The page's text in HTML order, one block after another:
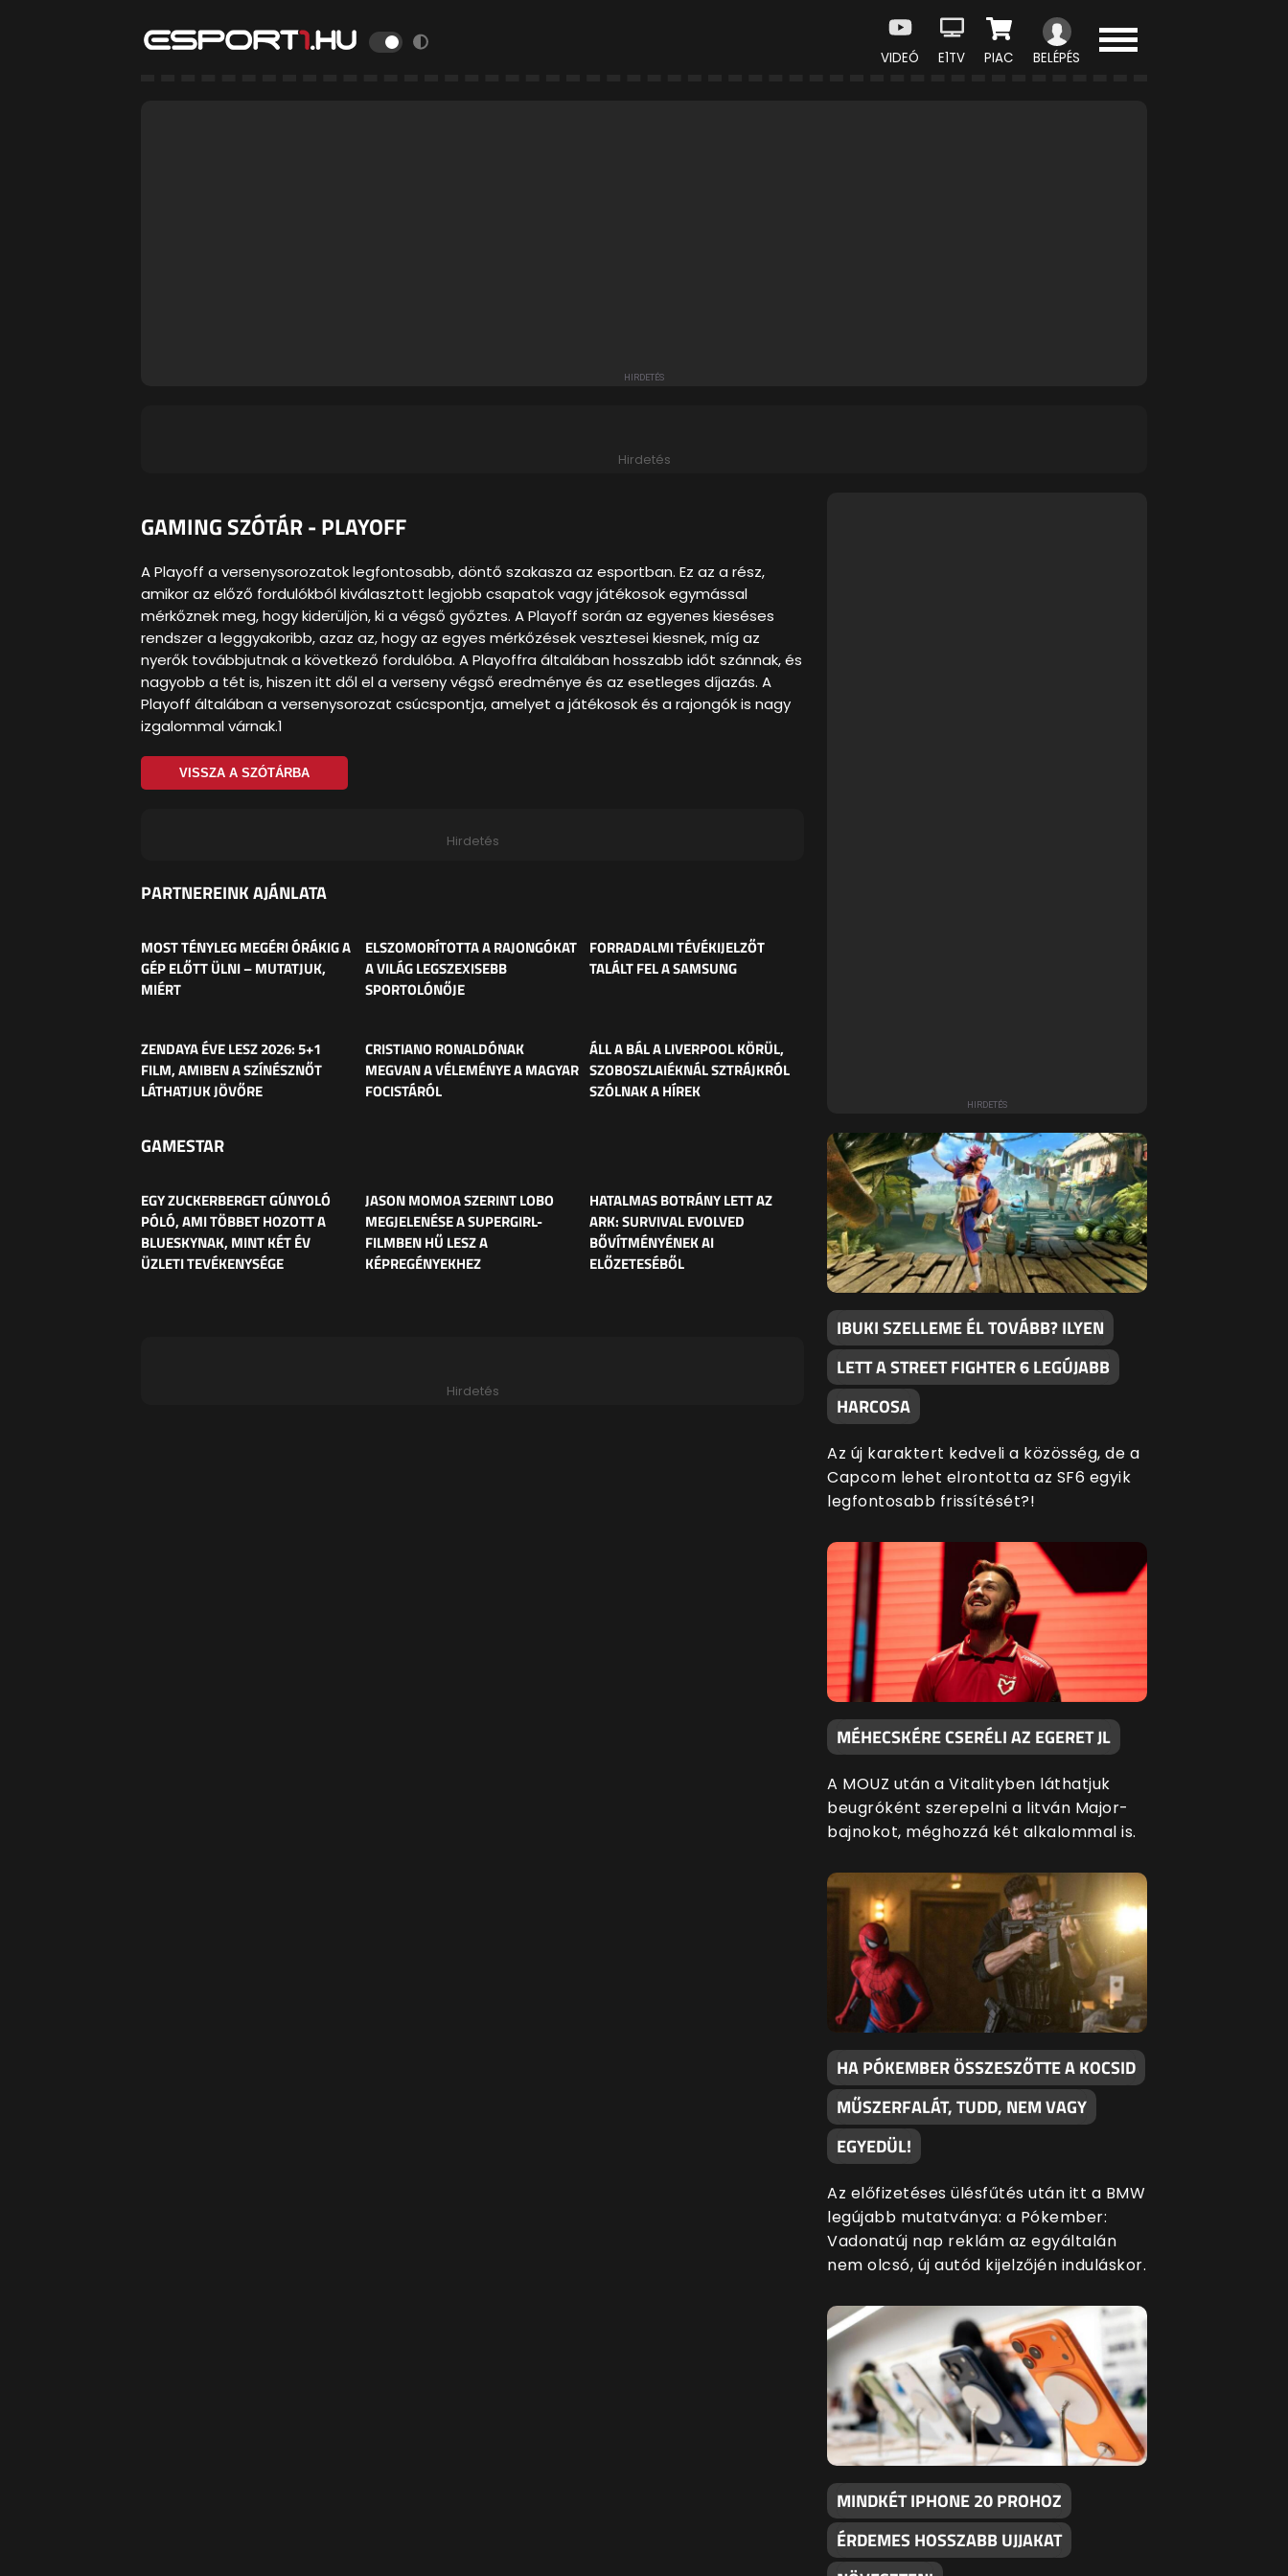
VIDEÓ E1TV PIAC BELÉPÉS
Hirdetés
GAMING SZÓTÁR - PLAYOFF
A Playoff a versenysorozatok legfontosabb, döntő szakasza az esportban. Ez az a rész,
amikor az előző fordulókból kiválasztott legjobb csapatok vagy játékosok egymással
mérkőznek meg, hogy kiderüljön, ki a végső győztes. A Playoff során az egyenes kieséses
rendszer a leggyakoribb, azaz az, hogy az egyes mérkőzések vesztesei kiesnek, míg az
nyerők továbbjutnak a következő fordulóba. A Playoffra általában hosszabb időt szánnak, és
nagyobb a tét is, hiszen itt dől el a verseny végső eredménye és az esetleges díjazás. A
Playoff általában a versenysorozat csúcspontja, amelyet a játékosok és a rajongók is nagy
izgalommal várnak.1
VISSZA A SZÓTÁRBA
Hirdetés
PARTNEREINK AJÁNLATA
MOST TÉNYLEG MEGÉRI ÓRÁKIG A
GÉP ELŐTT ÜLNI – MUTATJUK,
MIÉRT
ELSZOMORÍTOTTA A RAJONGÓKAT
A VILÁG LEGSZEXISEBB
SPORTOLÓNŐJE
FORRADALMI TÉVÉKIJELZŐT
TALÁLT FEL A SAMSUNG
ZENDAYA ÉVE LESZ 2026: 5+1
FILM, AMIBEN A SZÍNÉSZNŐT
LÁTHATJUK JÖVŐRE
CRISTIANO RONALDÓNAK
MEGVAN A VÉLEMÉNYE A MAGYAR
FOCISTÁRÓL
ÁLL A BÁL A LIVERPOOL KÖRÜL,
SZOBOSZLAIÉKNÁL SZTRÁJKRÓL
SZÓLNAK A HÍREK
GAMESTAR
EGY ZUCKERBERGET GÚNYOLÓ
PÓLÓ, AMI TÖBBET HOZOTT A
BLUESKYNAK, MINT KÉT ÉV
ÜZLETI TEVÉKENYSÉGE
JASON MOMOA SZERINT LOBO
MEGJELENÉSE A SUPERGIRL-
FILMBEN HŰ LESZ A
KÉPREGÉNYEKHEZ
HATALMAS BOTRÁNY LETT AZ
ARK: SURVIVAL EVOLVED
BŐVÍTMÉNYÉNEK AI
ELŐZETESÉBŐL
Hirdetés
IBUKI SZELLEME ÉL TOVÁBB? ILYEN
LETT A STREET FIGHTER 6 LEGÚJABB
HARCOSA
Az új karaktert kedveli a közösség, de a
Capcom lehet elrontotta az SF6 egyik
legfontosabb frissítését?!
MÉHECSKÉRE CSERÉLI AZ EGERET JL
A MOUZ után a Vitalityben láthatjuk
beugróként szerepelni a litván Major-
bajnokot, méghozzá két alkalommal is.
HA PÓKEMBER ÖSSZESZŐTTE A KOCSID
MŰSZERFALÁT, TUDD, NEM VAGY
EGYEDÜL!
Az előfizetéses ülésfűtés után itt a BMW
legújabb mutatványa: a Pókember:
Vadonatúj nap reklám az egyáltalán
nem olcsó, új autód kijelzőjén induláskor.
MINDKÉT IPHONE 20 PROHOZ
ÉRDEMES HOSSZABB UJJAKAT